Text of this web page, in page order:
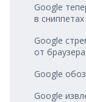
Google
в сниппетах
Google
от
Google
Google